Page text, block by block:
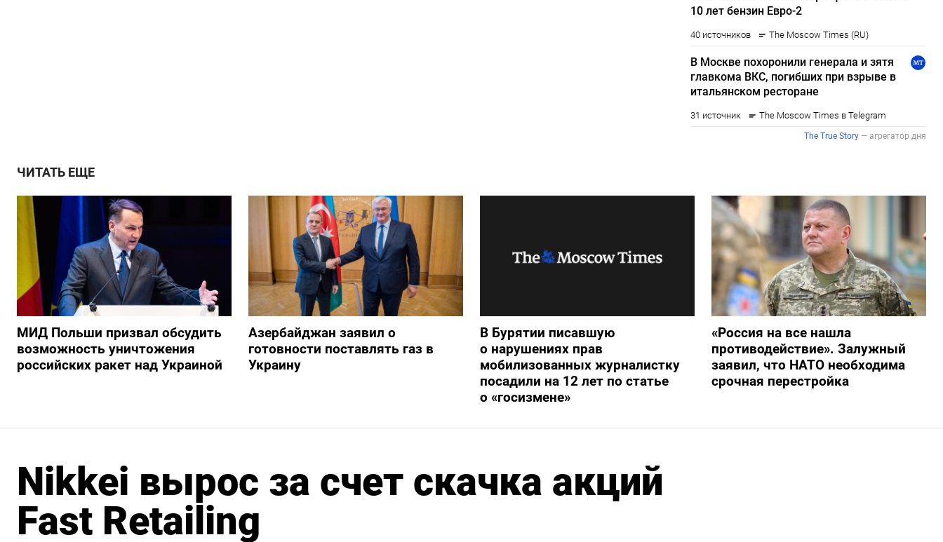
ЧИТАТЬ ЕЩЕ
МИД Польши призвал обсудить
возможность уничтожения
российских ракет над Украиной
Азербайджан заявил о
готовности поставлять газ в
Украину
В Бурятии писавшую
о нарушениях прав
мобилизованных журналистку
посадили на 12 лет по статье
о «госизмене»
«Россия на все нашла
противодействие». Залужный
заявил, что НАТО необходима
срочная перестройка
Nikkei вырос за счет скачка акций
Fast Retailing